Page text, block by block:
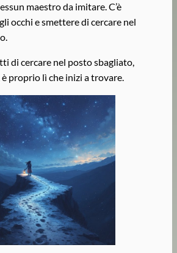
maestro da imitare. C’è
occhi e smettere di cercare nel
di cercare nel posto sbagliato,
proprio lì che inizi a trovare.